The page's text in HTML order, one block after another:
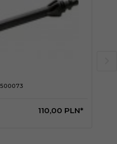
110,00 PLN*